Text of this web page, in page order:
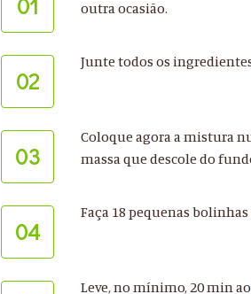
outra ocasião.
02
Junte todos os
03
Coloque agora a mistura
massa que descole do
04
Faça 18 pequenas
Leve, no mínimo, 20 min